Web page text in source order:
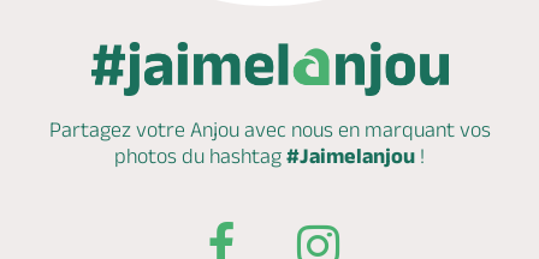
Partagez votre Anjou avec nous en marquantvos
photos du hashtag #Jaimelanjou !